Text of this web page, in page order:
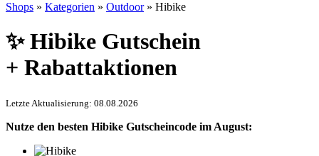
Shops » Kategorien » Outdoor» Hibike
✨ Hibike Gutschein
+ Rabattaktionen
Letzte Aktualisierung: 08.08.2026
Nutze den besten Hibike Gutscheincode im August: